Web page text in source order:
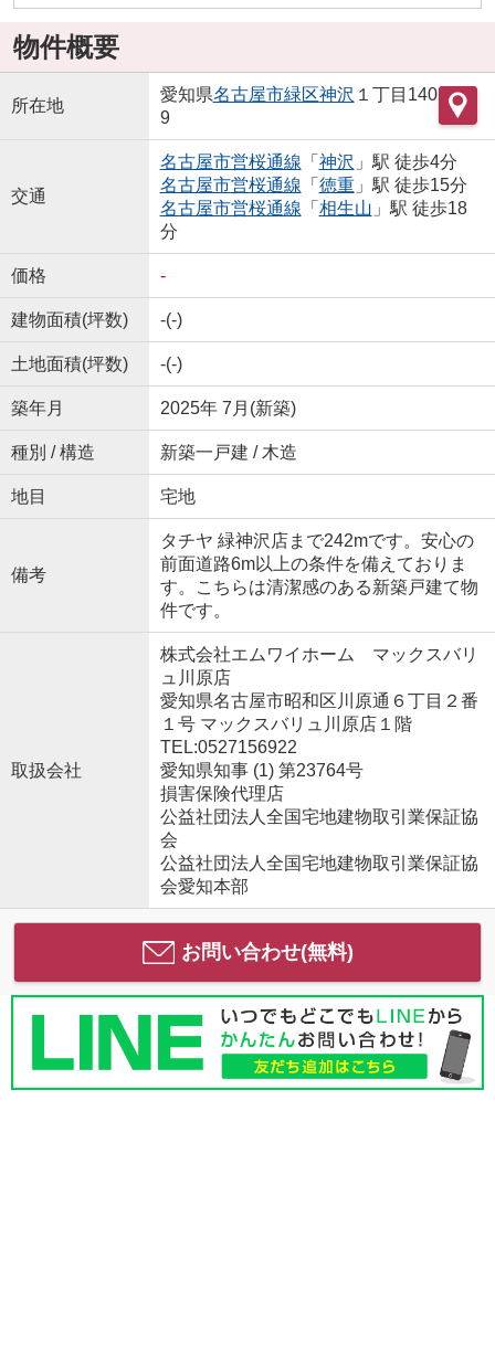
物件概要
所在地
愛知県名古屋市緑区神沢 １丁目140
9
交通
名古屋市営桜通線 「 神沢 」駅 徒歩4分
名古屋市営桜通線 「 徳重」駅 徒歩15分
名古屋市営桜通線 「 相生山 」駅 徒歩18
分
価格 -
建物面積(坪数) -(-)
土地面積(坪数) -(-)
築年月 2025年 7月(新築)
種別 / 構造 新築一戸建 / 木造
地目 宅地
備考
タチヤ 緑神沢店まで242mです。安心の
前面道路6m以上の条件を備えておりま
す。こちらは清潔感のある新築戸建て物
件です。
取扱会社
株式会社エムワイホーム マックスバリ
ュ川原店
愛知県名古屋市昭和区川原通６丁目２番
１号 マックスバリュ川原店１階
TEL:0527156922
愛知県知事 (1) 第23764号
損害保険代理店
公益社団法人全国宅地建物取引業保証協
会
公益社団法人全国宅地建物取引業保証協
会愛知本部
お問い合わせ(無料)